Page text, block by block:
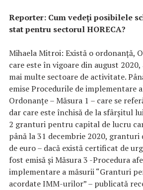
Reporter: Cum vedeți posibilele
stat pentru sectorul HORECA?
Mihaela Mitroi: Există o ordonanță,
care este în vigoare din august
mai multe sectoare de activitate.
emise Procedurile de implementare
Ordonanțe – Măsura 1 – care se
dar care este închisă de la sfârșitul
2 granturi pentru capital de lucru
până la 31 decembrie 2020, granturi
de euro – dacă există certificat de
fost emisă și Măsura 3 -Procedura
implementare a măsurii “Granturi
acordate IMM-urilor” – publicată